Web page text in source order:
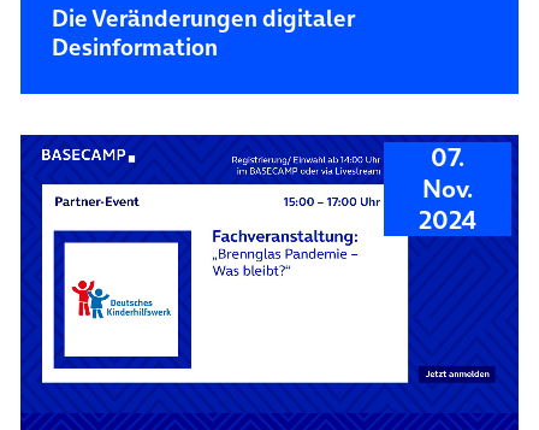
Die Veränderungen digitaler
Desinformation
07.
Nov.
2024